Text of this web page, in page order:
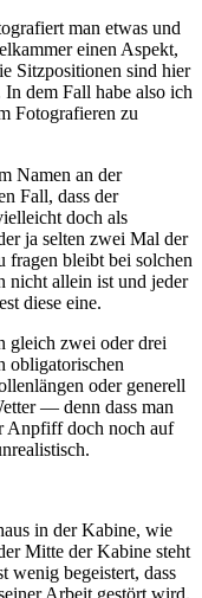
man etwas und
einen Aspekt,
Sitzpositionen sind hier
dem Fall habe also ich
Fotografieren zu
Namen an der
Fall, dass der
doch als
ja selten zwei Mal der
fragen bleibt bei solchen
nicht allein ist und jeder
diese eine.
gleich zwei oder drei
obligatorischen
oder generell
— denn dass man
Anpfiff doch noch auf
in der Kabine, wie
Mitte der Kabine steht
wenig begeistert, dass
Arbeit gestört wird.